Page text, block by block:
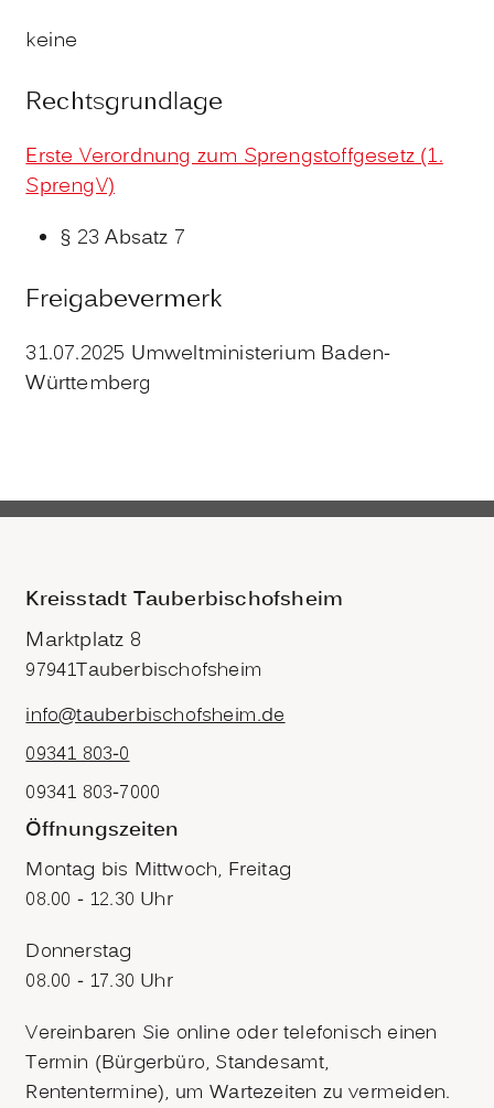
keine
Rechtsgrundlage
Erste Verordnung zum Sprengstoffgesetz (1.
SprengV)
§ 23 Absatz 7
Freigabevermerk
31.07.2025 Umweltministerium Baden-
Württemberg
Kreisstadt Tauberbischofsheim
Marktplatz 8
97941Tauberbischofsheim
info@tauberbischofsheim.de
09341 803-0
09341 803-7000
Öffnungszeiten
Montag bis Mittwoch, Freitag
08.00 - 12.30 Uhr
Donnerstag
08.00 - 17.30 Uhr
Vereinbaren Sie online oder telefonisch einen
Termin (Bürgerbüro, Standesamt,
Rententermine), um Wartezeiten zu vermeiden.